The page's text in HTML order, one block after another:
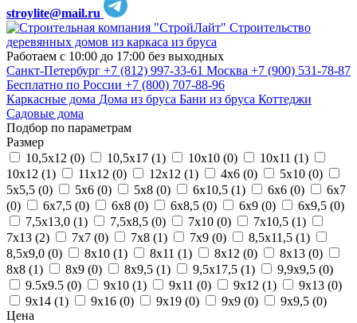
stroylite@mail.ru
Строительство
деревянных домов из каркаса из бруса
Работаем с 10:00 до 17:00 без выходных
Санкт-Петербург +7 (812) 997-33-61 Москва +7 (900) 531-78-87
Бесплатно по России +7 (800) 707-88-96
Каркасные дома Дома из бруса Бани из бруса Коттеджи
Садовые дома
Подбор по параметрам
Размер
10,5х12 (0) 10,5х17 (1) 10х10 (0) 10х11 (1)
10х12 (1) 11х12 (0) 12х12 (1) 4х6 (0) 5х10 (0)
5х5,5 (0) 5х6 (0) 5х8 (0) 6х10,5 (1) 6х6 (0)
6х7
(0) 6х7,5 (0) 6х8 (0) 6х8,5 (0) 6х9 (0) 6х9,5 (0)
7,5х13,0 (1) 7,5х8,5 (0) 7х10 (0) 7х10,5 (1)
7х13 (2) 7х7 (0) 7х8 (1) 7х9 (0) 8,5х11,5 (1)
8,5х9,0 (0) 8х10 (1) 8х11 (1) 8х12 (0) 8х13 (0)
8х8 (1) 8х9 (0) 8х9,5 (1) 9,5х17,5 (1) 9,9х9,5 (0)
9.5х9.5 (0) 9х10 (1) 9х11 (0) 9х12 (1) 9х13 (0)
9х14 (1) 9х16 (0) 9х19 (0) 9х9 (0) 9х9,5 (0)
Цена